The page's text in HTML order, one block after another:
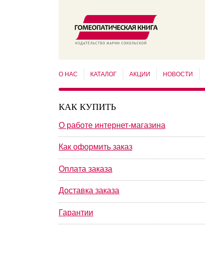
О НАС КАТАЛОГ АКЦИИ НОВОСТИ
КАК КУПИТЬ
О работе интернет-магазина
Как оформить заказ
Оплата заказа
Доставка заказа
Гарантии